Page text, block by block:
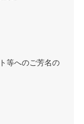
等へのご芳名の